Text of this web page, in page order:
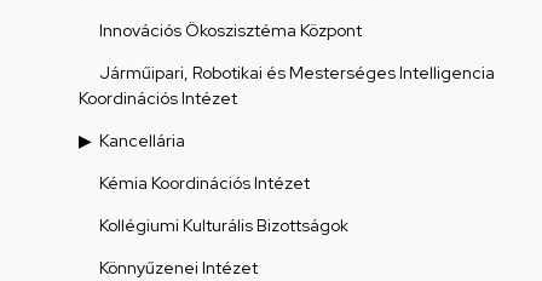
Innovációs Ökoszisztéma Központ
Járműipari, Robotikai és Mesterséges Intelligencia
Koordinációs Intézet
Kancellária
Kémia Koordinációs Intézet
Kollégiumi Kulturális Bizottságok
Könnyűzenei Intézet